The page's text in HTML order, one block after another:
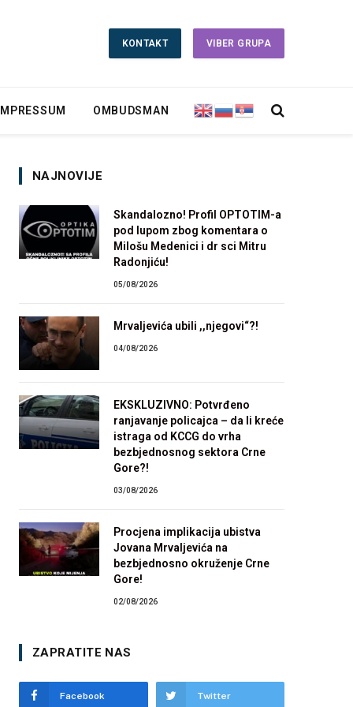
KONTAKT VIBER GRUPA
IMPRESSUM OMBUDSMAN
NAJNOVIJE
Skandalozno! Profil OPTOTIM-a
pod lupom zbog komentara o
Milošu Medenici i dr sci Mitru
Radonjiću!
05/08/2026
Mrvaljevića ubili ,,njegovi“?!
04/08/2026
EKSKLUZIVNO: Potvrđeno
ranjavanje policajca – da li kreće
istraga od KCCG do vrha
bezbjednosnog sektora Crne
Gore?!
03/08/2026
Procjena implikacija ubistva
Jovana Mrvaljevića na
bezbjednosno okruženje Crne
Gore!
02/08/2026
ZAPRATITE NAS
Facebook Twitter